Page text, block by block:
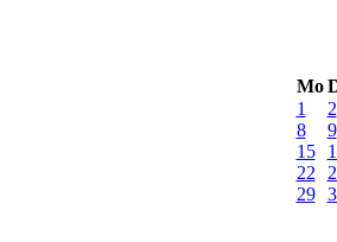
Mo
1
2
8
9
15
22
29